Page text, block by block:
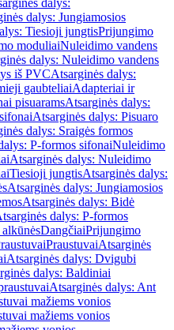
dalys:
dalys: Jungiamosios
Tiesioji jungtisPrijungimo
moduliaiNuleidimo vandens
dalys: Nuleidimo vandens
iš PVCAtsarginės dalys:
gaubteliaiAdapteriai ir
pisuaramsAtsarginės dalys:
Atsarginės dalys: Pisuaro
dalys: Sraigės formos
P-formos sifonaiNuleidimo
Atsarginės dalys: Nuleidimo
Tiesioji jungtisAtsarginės dalys:
Atsarginės dalys: Jungiamosios
Atsarginės dalys: Bidė
dalys: P-formos
DangčiaiPrijungimo
PraustuvaiAtsarginės
Atsarginės dalys: Dvigubi
dalys: Baldiniai
Atsarginės dalys: Ant
mažiems vonios
mažiems vonios